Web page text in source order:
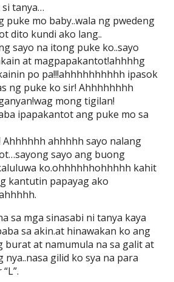
tanya…
puke mo baby..wala ng pwedeng
dito kundi ako lang..
sayo na itong puke ko..sayo
at magpapakantot!ahhhhg
po pa!!!ahhhhhhhhhh ipasok
ng puke ko sir! Ahhhhhhhh
mong tigilan!
ipapakantot ang puke mo sa
Ahhhhhh ahhhhh sayo nalang
sayo ang buong
ko.ohhhhhhohhhhh kahit
kantutin papayag ako
sa mga sinasabi ni tanya kaya
sa akin.at hinawakan ko ang
burat at namumula na sa galit at
gilid ko sya na para